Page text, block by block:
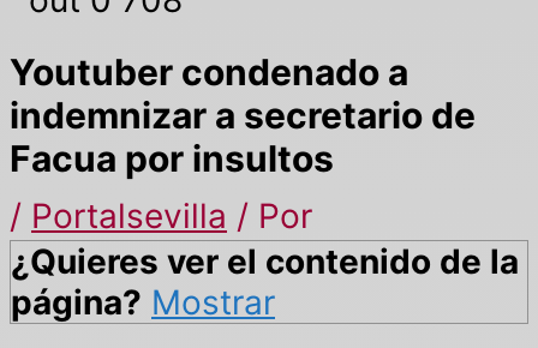
Youtuber condenado a
indemnizar a secretario de
Facua por insultos
/ Portalsevilla / Por
¿Quieres ver el contenido de la
página? Mostrar